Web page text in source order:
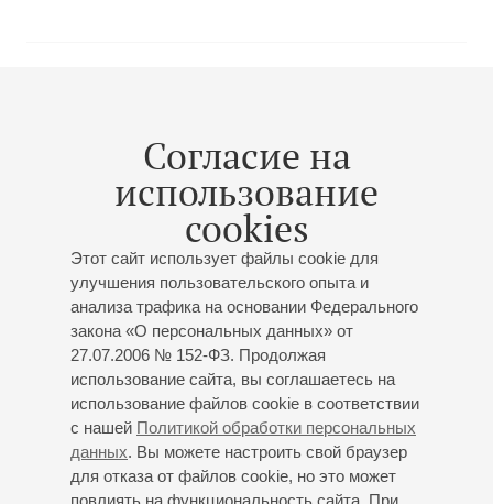
Согласие на
использование
cookies
Этот сайт использует файлы cookie для
улучшения пользовательского опыта и
анализа трафика на основании Федерального
закона «О персональных данных» от
27.07.2006 № 152-ФЗ. Продолжая
использование сайта, вы соглашаетесь на
использование файлов cookie в соответствии
с нашей Политикой обработки персональных
данных. Вы можете настроить свой браузер
для отказа от файлов cookie, но это может
повлиять на функциональность сайта. При
Павел Егоров.
Фортепианный вечер
Фортепианная прелюдия от Баха до наших дней
Концерт 4-го абонемента «Фортепианные вечера
Шостакович,И.С. Бах,К.Шуман, Скрябин
Слонимский,Шопен,Моцарт,Дебюсси
января ,2014 19:00,Вт
Большой зал